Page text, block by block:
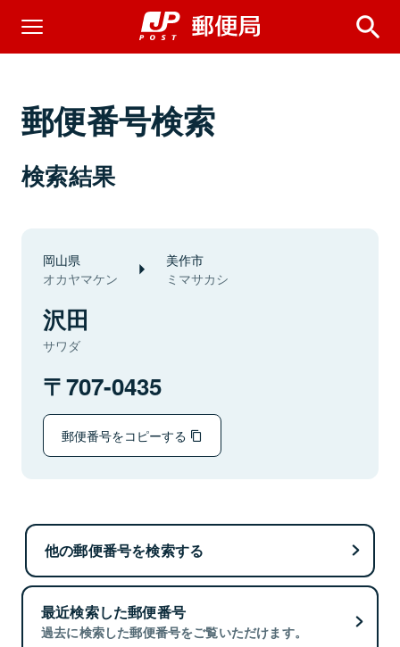
郵便番号検索
検索結果
岡山県
オカヤマケン
美作市
ミマサカシ
沢田
サワダ
707-0435
郵便番号をコピーする
他の郵便番号を検索する
最近検索した郵便番号
過去に検索した郵便番号をご覧いただけます。